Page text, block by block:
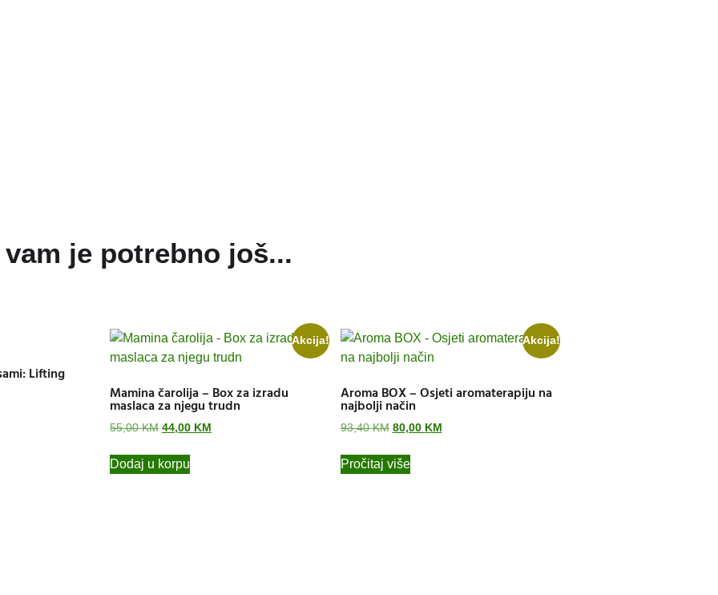
vam je potrebno još...
Lifting
Akcija!
Mamina čarolija – Box za izradu
maslaca za njegu trudn
55,00KM 44,00 KM
Dodaj u korpu
Akcija!
Aroma BOX – Osjeti aromaterapiju na
najbolji način
93,40KM 80,00 KM
Pročitaj više